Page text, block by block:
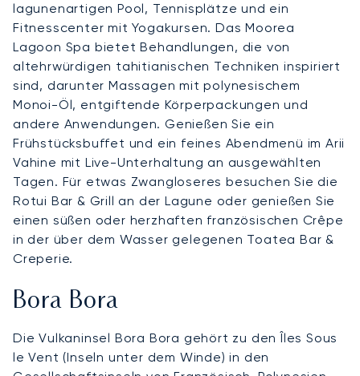
lagunenartigen Pool, Tennisplätze und ein
Fitnesscenter mit Yogakursen. Das Moorea
Lagoon Spa bietet Behandlungen, die von
altehrwürdigen tahitianischen Techniken inspiriert
sind, darunter Massagen mit polynesischem
Monoi-Öl, entgiftende Körperpackungen und
andere Anwendungen. Genießen Sie ein
Frühstücksbuffet und ein feines Abendmenü im Arii
Vahine mit Live-Unterhaltung an ausgewählten
Tagen. Für etwas Zwangloseres besuchen Sie die
Rotui Bar & Grill an der Lagune oder genießen Sie
einen süßen oder herzhaften französischen Crêpe
in der über dem Wasser gelegenen Toatea Bar &
Creperie.
Bora Bora
Die Vulkaninsel Bora Bora gehört zu den Îles Sous
le Vent (Inseln unter dem Winde) in den